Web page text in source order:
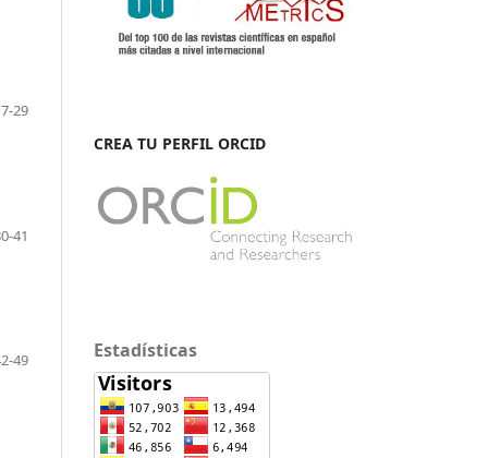
29
41
49
CREA TU PERFIL ORCID
Estadísticas